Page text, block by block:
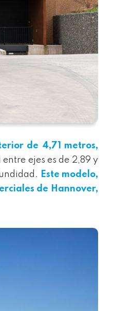
de 4,71 metros,
entre ejes es de 2,89 y
Este modelo,
de Hannover,